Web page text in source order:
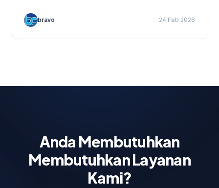
bravo 24 Feb 2026
Anda Membutuhkan
Membutuhkan Layanan
Kami?